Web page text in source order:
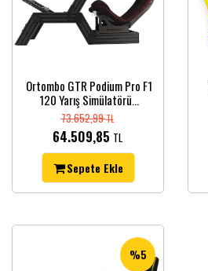
Ortombo GTR Podium Pro F1
120 Yarış Simülatörü...
73.652,99TL
64.509,85 TL
Sepete Ekle
%5